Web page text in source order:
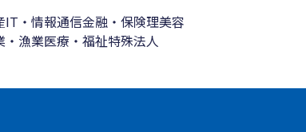
IT・情報通信金融・保険理美容
・漁業医療・福祉特殊法人